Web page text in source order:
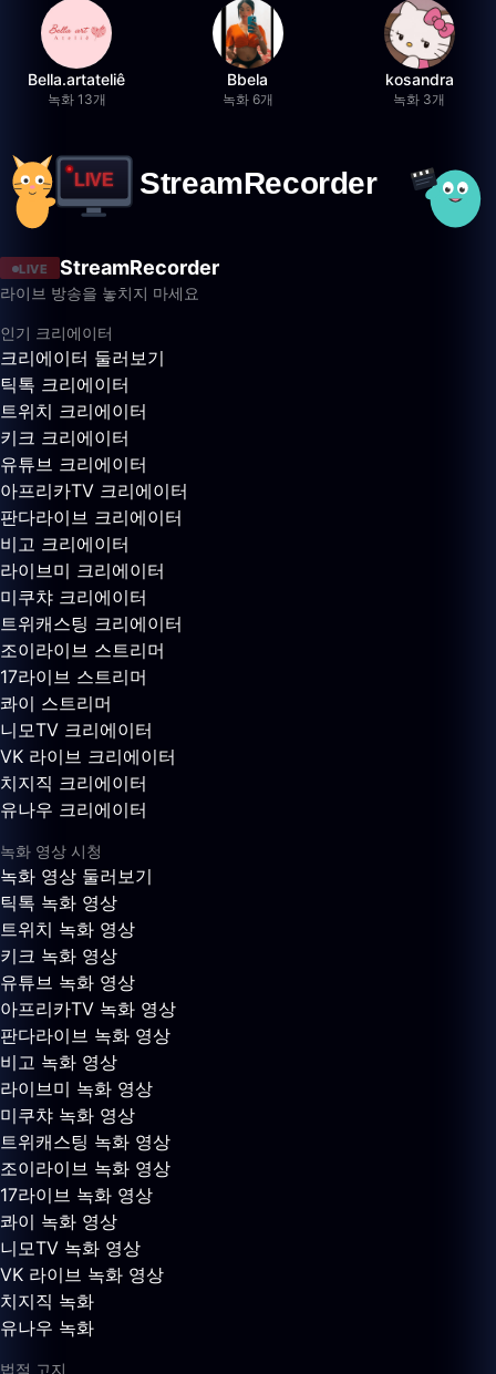
Bella.artateliê
녹화 13개
Bbela
녹화 6개
kosandra
녹화 3개
LIVE StreamRecorder
라이브 방송을 놓치지 마세요
인기 크리에이터
크리에이터 둘러보기
틱톡 크리에이터
트위치 크리에이터
키크 크리에이터
유튜브 크리에이터
아프리카TV 크리에이터
판다라이브 크리에이터
비고 크리에이터
라이브미 크리에이터
미쿠챠 크리에이터
트위캐스팅 크리에이터
조이라이브 스트리머
17라이브 스트리머
콰이 스트리머
니모TV 크리에이터
VK 라이브 크리에이터
치지직 크리에이터
유나우 크리에이터
녹화 영상 시청
녹화 영상 둘러보기
틱톡 녹화 영상
트위치 녹화 영상
키크 녹화 영상
유튜브 녹화 영상
아프리카TV 녹화 영상
판다라이브 녹화 영상
비고 녹화 영상
라이브미 녹화 영상
미쿠챠 녹화 영상
트위캐스팅 녹화 영상
조이라이브 녹화 영상
17라이브 녹화 영상
콰이 녹화 영상
니모TV 녹화 영상
VK 라이브 녹화 영상
치지직 녹화
유나우 녹화
법적 고지